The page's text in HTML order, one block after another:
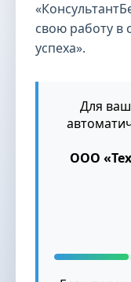
свою работу в
успеха».
Для
ООО